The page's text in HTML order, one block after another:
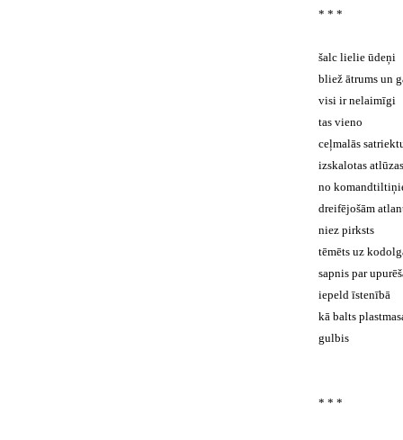
* * *
šalc lielie ūdeņi
bliež ātrums un
visi ir nelaimīgi
tas vieno
ceļmalās
izskalotas atlūzas
no
dreifējošām
niez pirksts
tēmēts uz
sapnis par
iepeld īstenībā
kā balts
gulbis
* * *